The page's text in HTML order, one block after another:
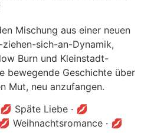
Mischung aus einer neuen
sich-an-Dynamik,
Burn und Kleinstadt-
bewegende Geschichte über
Mut, neu anzufangen.
Späte Liebe · 💋
Weihnachtsromance · 💋